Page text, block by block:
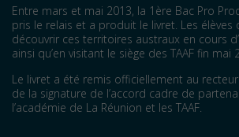
Entre mars et mai 2013, la 1ère Bac Pro
pris le relais et a produit le livret. Les élèves
découvrir ces territoires austraux en cours
ainsi qu’en visitant le siège des TAAF fin mai
Le livret a été remis officiellement au
de la signature de l’accord cadre de
l’académie de La Réunion et les TAAF.